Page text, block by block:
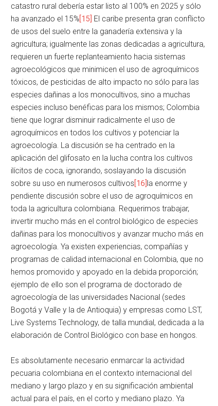
catastro rural debería estar listo al 100% en 2025 y sólo
ha avanzado el 15% [15] El caribe presenta gran conflicto
de usos del suelo entre la ganadería extensiva y la
agricultura; igualmente las zonas dedicadas a agricultura,
requieren un fuerte replanteamiento hacia sistemas
agroecológicos que minimicen el uso de agroquímicos
tóxicos, de pesticidas de alto impacto no sólo para las
especies dañinas a los monocultivos, sino a muchas
especies incluso benéficas para los mismos; Colombia
tiene que lograr disminuir radicalmente el uso de
agroquímicos en todos los cultivos y potenciar la
agroecología. La discusión se ha centrado en la
aplicación del glifosato en la lucha contra los cultivos
ilícitos de coca, ignorando, soslayando la discusión
sobre su uso en numerosos cultivos [16] la enorme y
pendiente discusión sobre el uso de agroquímicos en
toda la agricultura colombiana. Requerimos trabajar,
invertir mucho más en el control biológico de especies
dañinas para los monocultivos y avanzar mucho más en
agroecología. Ya existen experiencias, compañías y
programas de calidad internacional en Colombia, que no
hemos promovido y apoyado en la debida proporción;
ejemplo de ello son el programa de doctorado de
agroecología de las universidades Nacional (sedes
Bogotá y Valle y la de Antioquia) y empresas como LST,
Live Systems Technology, de talla mundial, dedicada a la
elaboración de Control Biológico con base en hongos.
Es absolutamente necesario enmarcar la actividad
pecuaria colombiana en el contexto internacional del
mediano y largo plazo y en su significación ambiental
actual para el país, en el corto y mediano plazo. Ya